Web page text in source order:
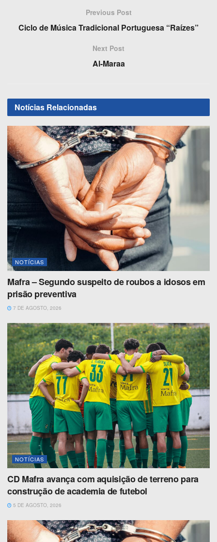
b d
e
Previous Post
Ciclo de Música Tradicional Portuguesa “Raízes”
Next Post
Al-Maraa
Notícias Relacionadas
NOTÍCIAS
Mafra – Segundo suspeito de roubos a idosos em
prisão preventiva
7 DE AGOSTO, 2026
NOTÍCIAS
CD Mafra avança com aquisição de terreno para
construção de academia de futebol
5 DE AGOSTO, 2026